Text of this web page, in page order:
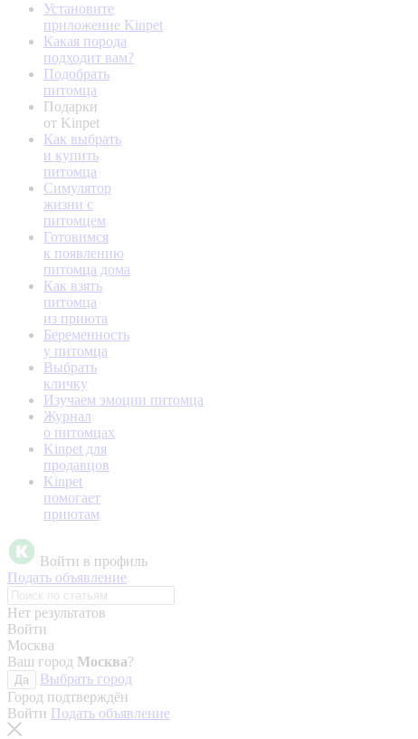
Установите
приложение Kinpet
Какая порода
подходит вам?
Подобрать
питомца
Подарки
от Kinpet
Как выбрать
и купить
питомца
Симулятор
жизни с
питомцем
Готовимся
к появлению
питомца дома
Как взять
питомца
из приюта
Беременность
у питомца
Выбрать
кличку
Изучаем эмоции питомца
Журнал
о питомцах
Kinpet для
продавцов
Kinpet
помогает
приютам
Войти в профиль
Подать объявление
Нет результатов
Войти
Москва
Ваш город Москва?
Да
Выбрать город
Город подтверждён
Войти Подать объявление